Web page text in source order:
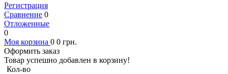
Регистрация
Сравнение 0
Отложенные
0
Моя корзина 0 0 грн.
Оформить заказ
Товар успешно добавлен в корзину!
Кол-во